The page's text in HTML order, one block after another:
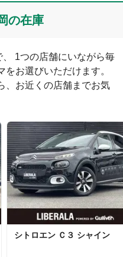
の在庫
1つの店舗にいながら毎
お選びいただけます。
、お近くの店舗までお気
シトロエン Ｃ３ シャイン